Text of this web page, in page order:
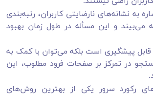
به نشانه‌های نارضایتی کاربران، رتبه‌بندی
می‌بیند و این مسأله در طول زمان بهبود
پیشگیری است بلکه می‌توان با کمک به
در تمرکز بر صفحات فرود مطلوب، این
رکورد سرور یکی از بهترین روش‌های